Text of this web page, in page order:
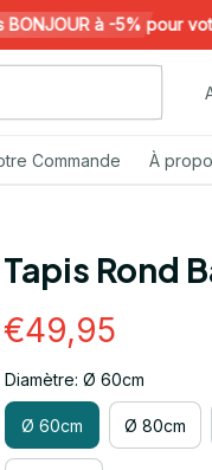
à -5% pour votre
Commande À
Tapis Rond
€49,95
Diamètre: Ø 60cm
Ø 60cm Ø 80cm